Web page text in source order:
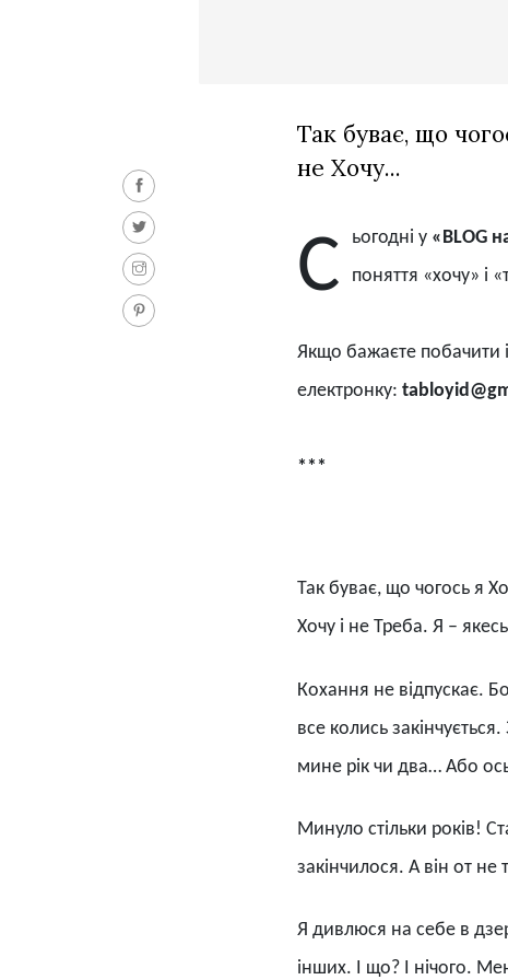
Так буває, що
не Хочу...
С ьогодні у «BLOG
поняття «хочу» і «
Якщо бажаєте побачити
електронку:
***
Так буває, що чогось я
Хочу і не Треба. Я –
Кохання не відпускає.
все колись
мине рік чи два… Або
Минуло стільки років!
закінчилося. А він от
Я дивлюся на себе в
інших. І що? І нічого.